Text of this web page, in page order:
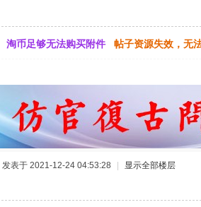
淘币足够无法购买附件 帖子资源失效，无
发表于 2021-12-24 04:53:28 显示全部楼层